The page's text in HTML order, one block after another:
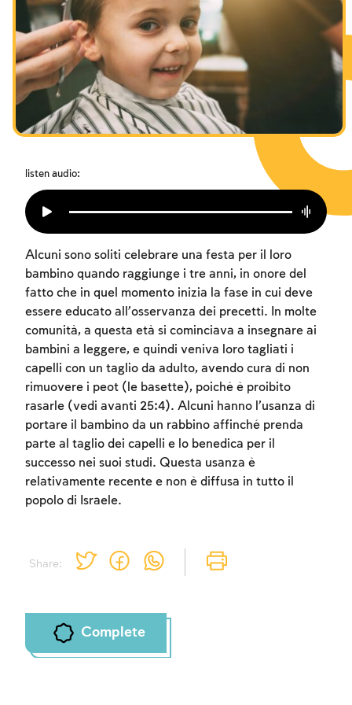
I digiuni commemorativi della distruzione del Tempio
Hanukkah
Purìm
listen audio:
Share:
Alcuni sono soliti celebrare una festa per il loro
bambino quando raggiunge i tre anni, in onore del
fatto che in quel momento inizia la fase in cui deve
essere educato all’osservanza dei precetti. In molte
comunità, a questa età si cominciava a insegnare ai
bambini a leggere, e quindi veniva loro tagliati i
capelli con un taglio da adulto, avendo cura di non
rimuovere i peot (le basette), poiché è proibito
rasarle (vedi avanti 25:4). Alcuni hanno l’usanza di
portare il bambino da un rabbino affinché prenda
parte al taglio dei capelli e lo benedica per il
successo nei suoi studi. Questa usanza è
relativamente recente e non è diffusa in tutto il
popolo di Israele.
Complete
Account required
To mark concepts as learned, you'll need
to create an account or log in.